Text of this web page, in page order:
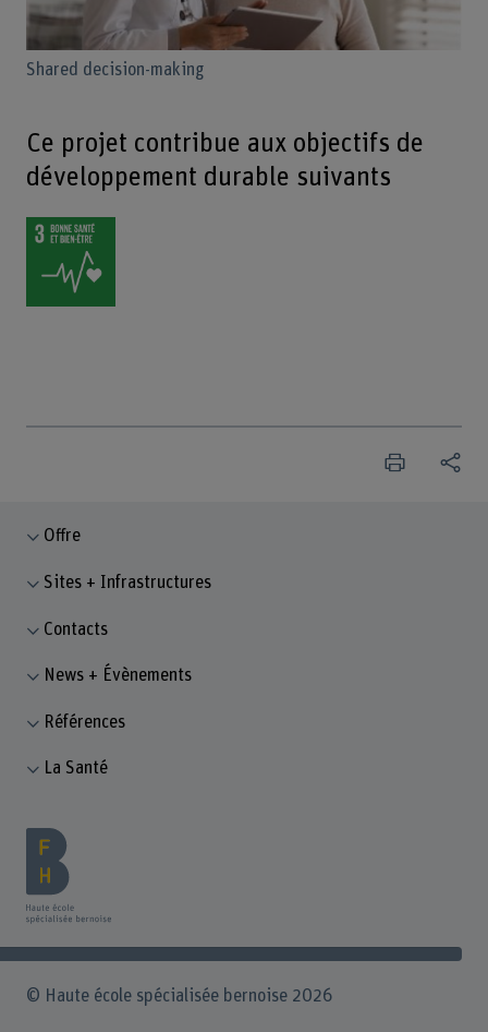
Shared decision-making
Ce projet contribue aux objectifs de
développement durable suivants
Offre
Sites + Infrastructures
Contacts
News + Évènements
Références
La Santé
© Haute école spécialisée bernoise 2026